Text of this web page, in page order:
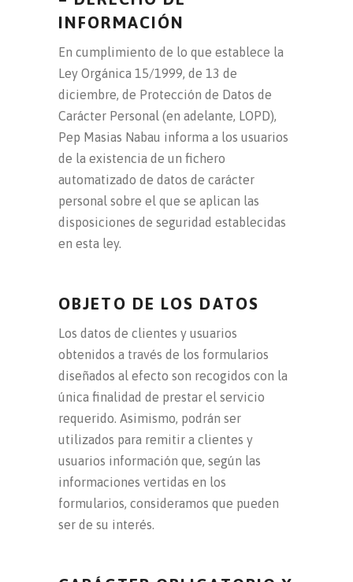
INFORMACIÓN
En cumplimiento de lo que establece la
Ley Orgánica 15/1999, de 13 de
diciembre, de Protección de Datos de
Carácter Personal (en adelante, LOPD),
Pep Masias Nabau informa a los usuarios
de la existencia de un fichero
automatizado de datos de carácter
personal sobre el que se aplican las
disposiciones de seguridad establecidas
en esta ley.
OBJETO DE LOS DATOS
Los datos de clientes y usuarios
obtenidos a través de los formularios
diseñados al efecto son recogidos con la
única finalidad de prestar el servicio
requerido. Asimismo, podrán ser
utilizados para remitir a clientes y
usuarios información que, según las
informaciones vertidas en los
formularios, consideramos que pueden
ser de su interés.